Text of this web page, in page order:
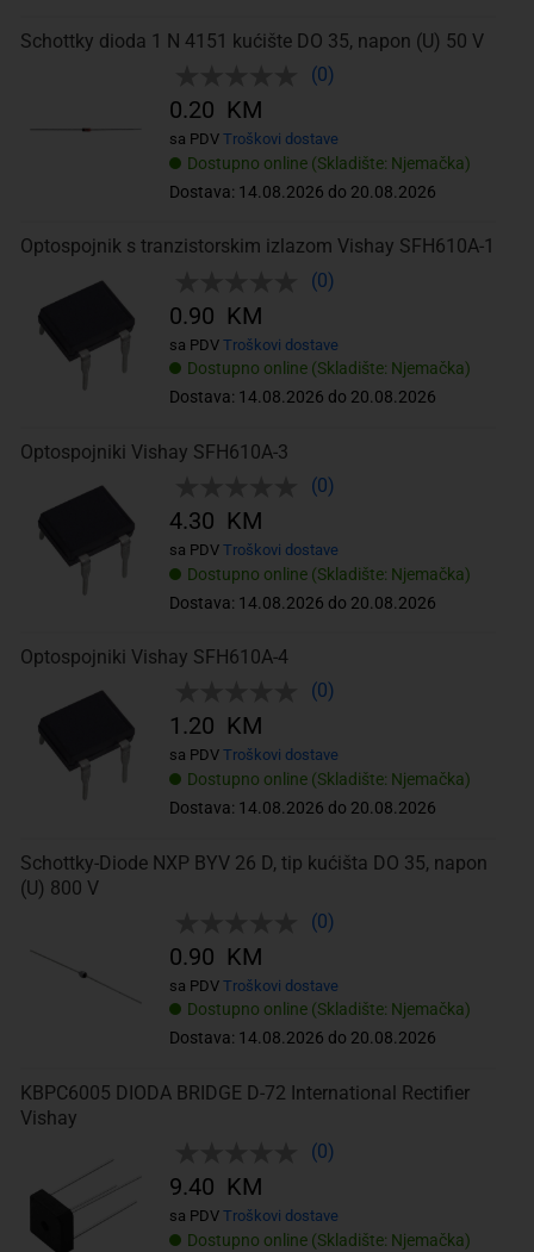
Schottky dioda 1 N 4151 kućište DO 35, napon (U) 50 V
(0)
Dostupno online (Skladište: Njemačka)
Dostava: 14.08.2026 do 20.08.2026
0.20 KM
sa PDV Troškovi dostave
Optospojnik s tranzistorskim izlazom Vishay SFH610A-1
(0)
Dostupno online (Skladište: Njemačka)
Dostava: 14.08.2026 do 20.08.2026
0.90 KM
sa PDV Troškovi dostave
Optospojniki Vishay SFH610A-3
(0)
Dostupno online (Skladište: Njemačka)
Dostava: 14.08.2026 do 20.08.2026
4.30 KM
sa PDV Troškovi dostave
Optospojniki Vishay SFH610A-4
(0)
Dostupno online (Skladište: Njemačka)
Dostava: 14.08.2026 do 20.08.2026
1.20 KM
sa PDV Troškovi dostave
Schottky-Diode NXP BYV 26 D, tip kućišta DO 35, napon
(U) 800 V
(0)
Dostupno online (Skladište: Njemačka)
Dostava: 14.08.2026 do 20.08.2026
0.90 KM
sa PDV Troškovi dostave
KBPC6005 DIODA BRIDGE D-72 International Rectifier
Vishay
(0)
Dostupno online (Skladište: Njemačka)
9.40 KM
sa PDV Troškovi dostave